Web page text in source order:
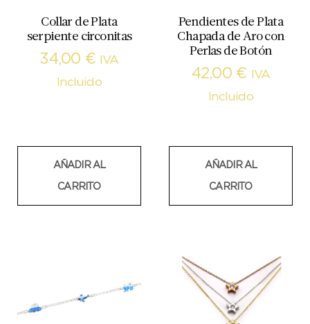
Collar de Plata
serpiente circonitas
34,00 €
IVA
Incluido
AÑADIR AL
CARRITO
Pendientes de Plata
Chapada de Aro con
Perlas de Botón
42,00 €
IVA
Incluido
AÑADIR AL
CARRITO